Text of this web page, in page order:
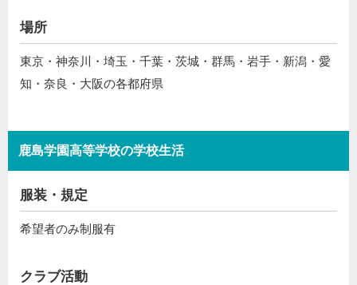
場所
東京・神奈川・埼玉・千葉・茨城・群馬・岩手・新潟・愛
知・奈良・大阪の各都府県
鹿島学園高等学校の学校生活
服装・規定
希望者のみ制服有
クラブ活動